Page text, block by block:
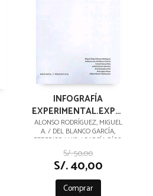
INFOGRAFÍA
CGI. I HERRAMIENTAS
DIGITALES. I DIGITAL
TO
ALONSO RODRÍGUEZ, MIGUEL
A. / DEL BLANCO GARCÍA,
FEDERICO LUIS / GARCÍA RÍOS,
ISMAEL / GÓMEZ SÁNCHEZ,
ISABEL / GONZÁLEZ URIEL,
ANA / LÓPEZ MOZO, ANA /
S/. 50,00
S/. 40,00
Comprar